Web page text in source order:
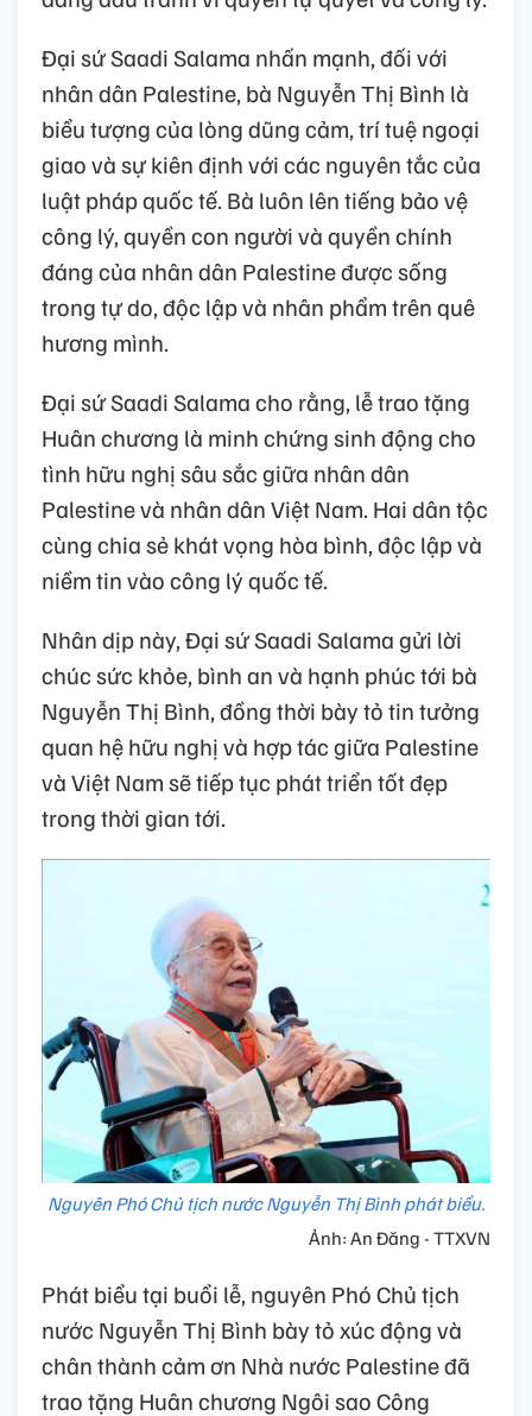
Đại sứ Saadi Salama nhấn mạnh, đối với
nhân dân Palestine, bà Nguyễn Thị Bình là
biểu tượng của lòng dũng cảm, trí tuệ ngoại
giao và sự kiên định với các nguyên tắc của
luật pháp quốc tế. Bà luôn lên tiếng bảo vệ
công lý, quyền con người và quyền chính
đáng của nhân dân Palestine được sống
trong tự do, độc lập và nhân phẩm trên quê
hương mình.
Đại sứ Saadi Salama cho rằng, lễ trao tặng
Huân chương là minh chứng sinh động cho
tình hữu nghị sâu sắc giữa nhân dân
Palestine và nhân dân Việt Nam. Hai dân tộc
cùng chia sẻ khát vọng hòa bình, độc lập và
niềm tin vào công lý quốc tế.
Nhân dịp này, Đại sứ Saadi Salama gửi lời
chúc sức khỏe, bình an và hạnh phúc tới bà
Nguyễn Thị Bình, đồng thời bày tỏ tin tưởng
quan hệ hữu nghị và hợp tác giữa Palestine
và Việt Nam sẽ tiếp tục phát triển tốt đẹp
trong thời gian tới.
Nguyên Phó Chủ tịch nước Nguyễn Thị Bình phát biểu.
Ảnh: An Đăng - TTXVN
Phát biểu tại buổi lễ, nguyên Phó Chủ tịch
nước Nguyễn Thị Bình bày tỏ xúc động và
chân thành cảm ơn Nhà nước Palestine đã
trao tặng Huân chương Ngôi sao Công